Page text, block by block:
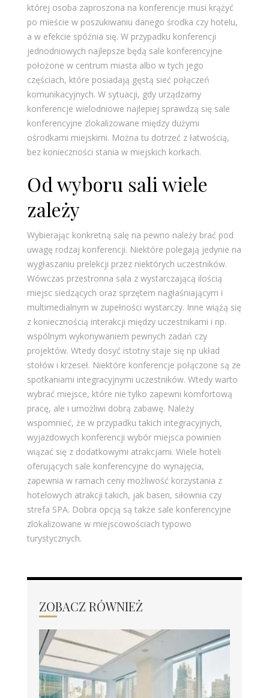
której osoba zaproszona na konferencje musi krążyć
po mieście w poszukiwaniu danego środka czy hotelu,
a w efekcie spóźnia się. W przypadku konferencji
jednodniowych najlepsze będą sale konferencyjne
położone w centrum miasta albo w tych jego
częściach, które posiadają gęstą sieć połączeń
komunikacyjnych. W sytuacji, gdy urządzamy
konferencje wielodniowe najlepiej sprawdzą się sale
konferencyjne zlokalizowane między dużymi
ośrodkami miejskimi. Można tu dotrzeć z łatwością,
bez konieczności stania w miejskich korkach.
Od wyboru sali wiele
zależy
Wybierając konkretną salę na pewno należy brać pod
uwagę rodzaj konferencji. Niektóre polegają jedynie na
wygłaszaniu prelekcji przez niektórych uczestników.
Wówczas przestronna sala z wystarczającą ilością
miejsc siedzących oraz sprzętem nagłaśniającym i
multimedialnym w zupełności wystarczy. Inne wiążą się
z koniecznością interakcji między uczestnikami i np.
wspólnym wykonywaniem pewnych zadań czy
projektów. Wtedy dosyć istotny staje się np układ
stołów i krzeseł. Niektóre konferencje połączone są ze
spotkaniami integracyjnymi uczestników. Wtedy warto
wybrać miejsce, które nie tylko zapewni komfortową
pracę, ale i umożliwi dobrą zabawę. Należy
wspomnieć, że w przypadku takich integracyjnych,
wyjazdowych konferencji wybór miejsca powinien
wiązać się z dodatkowymi atrakcjami. Wiele hoteli
oferujących sale konferencyjne do wynajęcia,
zapewnia w ramach ceny możliwość korzystania z
hotelowych atrakcji takich, jak basen, siłownia czy
strefa SPA. Dobra opcją są także sale konferencyjne
zlokalizowane w miejscowościach typowo
turystycznych.
ZOBACZ RÓWNIEŻ